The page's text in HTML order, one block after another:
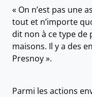
« On n’est pas une
tout et n’importe
dit non à ce type de
maisons. Il y a des
Presnoy ».
Parmi les actions